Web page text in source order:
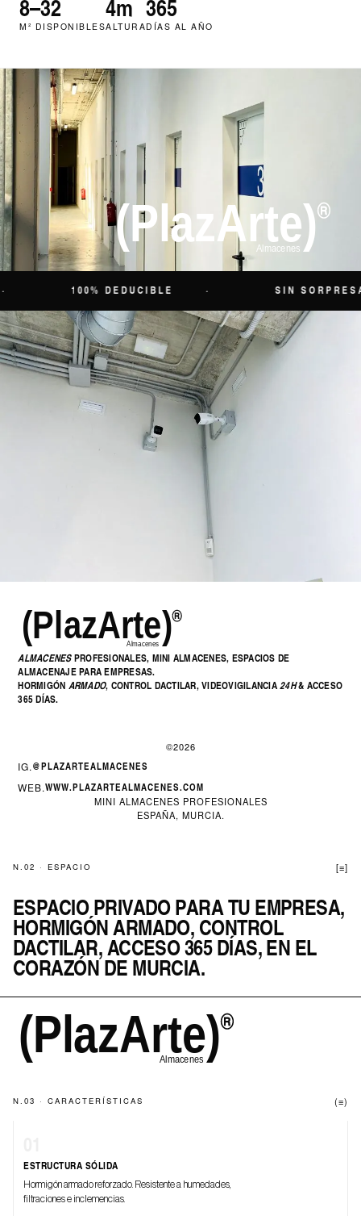
M² DISPONIBLESALTURADÍAS AL AÑO
100% DEDUCIBLE SIN SORPRESAS
ALMACENESPROFESIONALES, MINI ALMACENES, ESPACIOS DE
ALMACENAJE PARA EMPRESAS.
HORMIGÓN ARMADO, CONTROL DACTILAR, VIDEOVIGILANCIA24H& ACCESO
365 DÍAS.
©2026
IG.@PLAZARTEALMACENES
WEB.WWW.PLAZARTEALMACENES.COM
MINI ALMACENES PROFESIONALES
ESPAÑA, MURCIA.
N.02 · ESPACIO [≡]
ESPACIO PRIVADO PARA TU EMPRESA,
HORMIGÓN ARMADO, CONTROL
DACTILAR, ACCESO 365 DÍAS, EN EL
CORAZÓN DE MURCIA.
N.03 · CARACTERÍSTICAS (≡)
ESTRUCTURA SÓLIDA
Hormigón armado reforzado. Resistente a humedades,
filtraciones e inclemencias.